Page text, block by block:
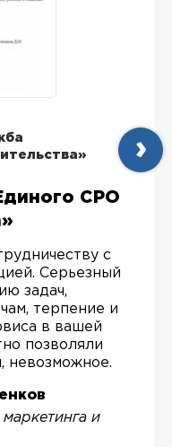
СРО
с
Серьезный
задач,
терпение и
в вашей
позволяли
невозможное.
и